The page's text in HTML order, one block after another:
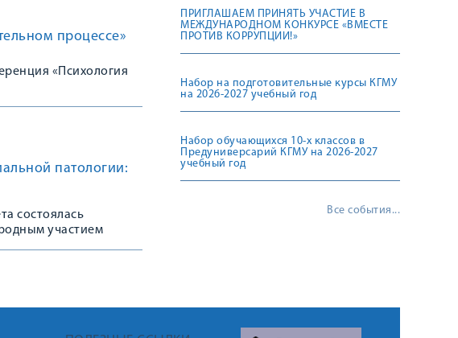
процессе»
«Психология
патологии:
состоялась
участием
ПРИГЛАШАЕМ ПРИНЯТЬ УЧАСТИЕ В
МЕЖДУНАРОДНОМ КОНКУРСЕ «ВМЕСТЕ
ПРОТИВ КОРРУПЦИИ!»
Набор на подготовительные курсы КГМУ
на 2026-2027 учебный год
Набор обучающихся 10-х классов в
Предуниверсарий КГМУ на 2026-2027
учебный год
Все события...